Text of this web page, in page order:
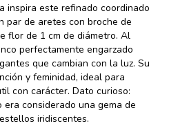
inspira este refinado coordinado
par de aretes con broche de
flor de 1 cm de diámetro. Al
perfectamente engarzado
que cambian con la luz. Su
y feminidad, ideal para
con carácter. Dato curioso:
considerado una gema de
iridiscentes.